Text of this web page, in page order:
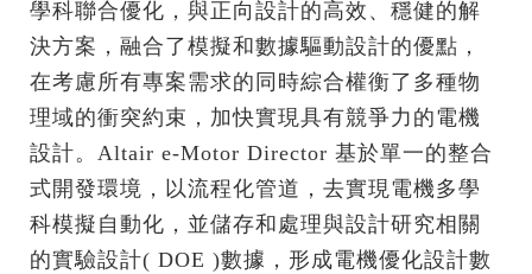
學科聯合優化，與正向設計的高效、穩健的解
決方案，融合了模擬和數據驅動設計的優點，
在考慮所有專案需求的同時綜合權衡了多種物
理域的衝突約束，加快實現具有競爭力的電機
設計。Altair e-Motor Director 基於單一的整合
式開發環境，以流程化管道，去實現電機多學
科模擬自動化，並儲存和處理與設計研究相關
的實驗設計( DOE )數據，形成電機優化設計數